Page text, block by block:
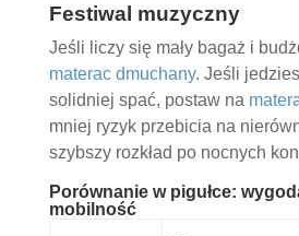
Festiwal muzyczny
Jeśli liczy się mały bagaż i
materac dmuchany. Jeśli
solidniej spać, postaw na
mniej ryzyk przebicia na
szybszy rozkład po nocnych
Porównanie w pigułce:
mobilność